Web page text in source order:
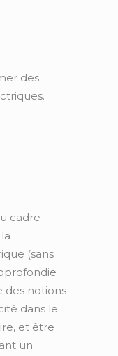
des
cadre
(sans
des notions
dans le
et être
un